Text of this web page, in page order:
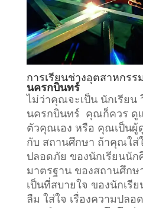
การเรียนช่างอุตสาหกรรม
นครกบินทร์
ไม่ว่าคุณจะเป็น นักเรียน
นครกบินทร์ คุณก็ควร ดู
ตัวคุณเอง หรือ คุณเป็นผู้
กับ สถานศึกษา ถ้าคุณใส่
ปลอดภัย ของนักเรียนนัก
มาตรฐาน ของสถานศึกษ
เป็นที่สบายใจ ของนักเรี
ลืม ใส่ใจ เรื่องความปล